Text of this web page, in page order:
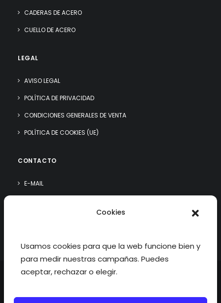
Cookies
Usamos cookies para que la web funcione bien y
para medir nuestras campañas. Puedes
aceptar, rechazar o elegir.
CADERAS DE ACERO
CUELLO DE ACERO
LEGAL
AVISO LEGAL
POLÍTICA DE PRIVACIDAD
CONDICIONES GENERALES DE VENTA
POLÍTICA DE COOKIES (UE)
CONTACTO
E-MAIL